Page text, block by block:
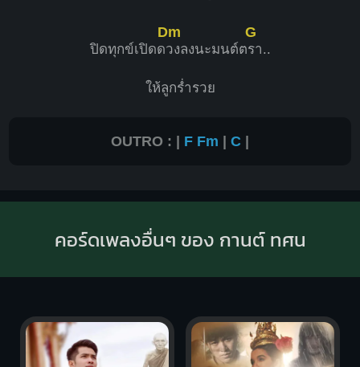
ปิดทุกข์เปิดด
Dm
วงลงนะมนต์ต
G
รา..
ให้ลูกร่ำรวย
OUTRO : | F Fm | C |
คอร์ดเพลงอื่นๆ ของ กานต์ ทศน